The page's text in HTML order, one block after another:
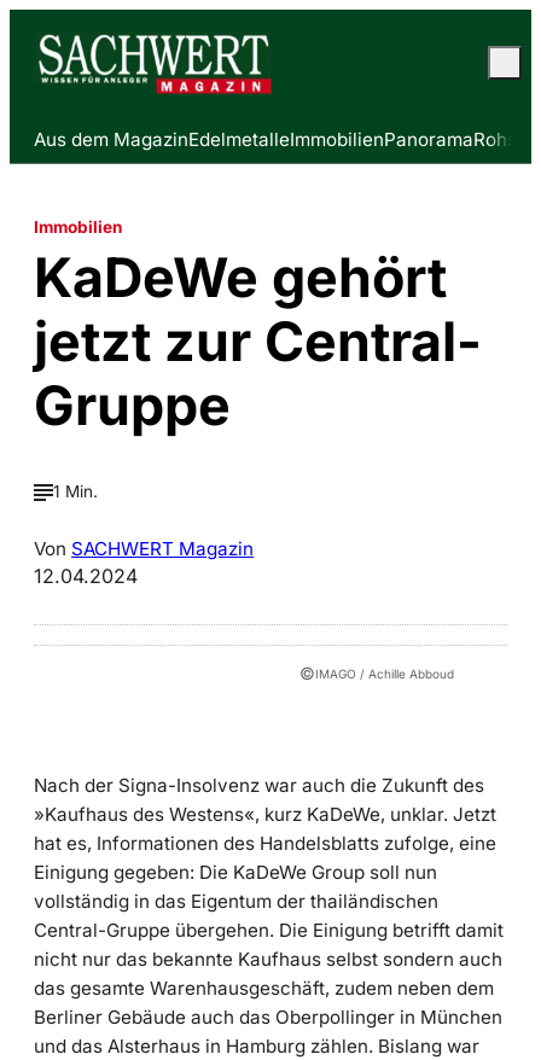
Aus dem MagazinEdelmetalleImmobilienPanorama
Immobilien
KaDeWe gehört
jetzt zur Central-
Gruppe
1 Min.
Von SACHWERT Magazin
12.04.2024
©IMAGO / Achille Abboud
Nach der Signa-Insolvenz war auch die Zukunft des
»Kaufhaus des Westens«, kurz KaDeWe, unklar. Jetzt
hat es, Informationen des Handelsblatts zufolge, eine
Einigung gegeben: Die KaDeWe Group soll nun
vollständig in das Eigentum der thailändischen
Central-Gruppe übergehen. Die Einigung betrifft damit
nicht nur das bekannte Kaufhaus selbst sondern auch
das gesamte Warenhausgeschäft, zudem neben dem
Berliner Gebäude auch das Oberpollinger in München
und das Alsterhaus in Hamburg zählen. Bislang war